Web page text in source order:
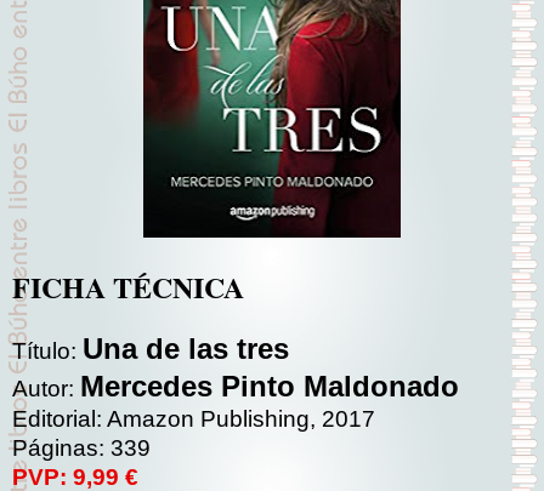
FICHA TÉCNICA
Título: Una de las tres
Autor: Mercedes Pinto Maldonado
Editorial: Amazon Publishing, 2017
Páginas: 339
PVP: 9,99 €